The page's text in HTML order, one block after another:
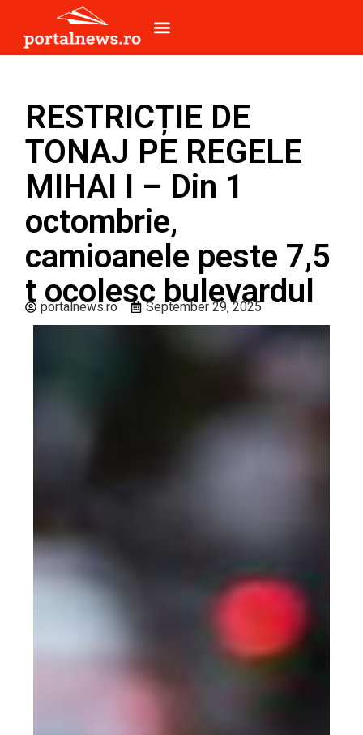
RESTRICȚIE DE
TONAJ PE REGELE
MIHAI I – Din 1
octombrie,
camioanele peste 7,5
t ocolesc bulevardul
portalnews.ro September 29, 2025